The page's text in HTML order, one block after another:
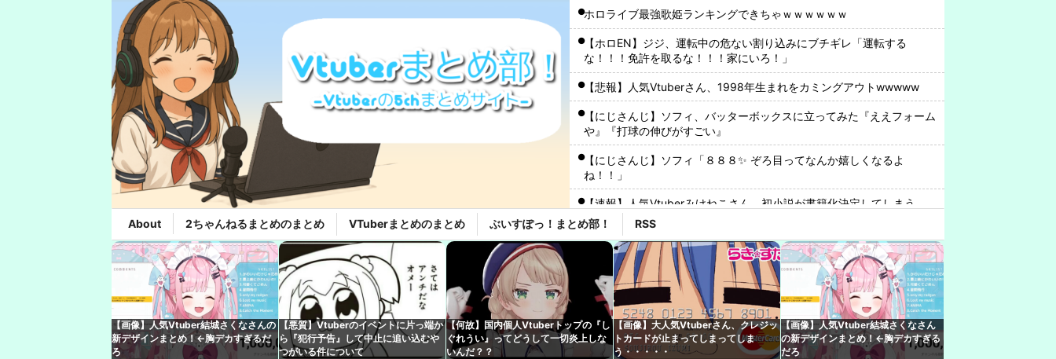
ホロライブ最強歌姫ランキングできちゃｗｗｗｗｗｗ
【ホロEN】ジジ、運転中の危ない割り込みにブチギレ「運転する
な！！！免許を取るな！！！家にいろ！」
【悲報】人気Vtuberさん、1998年生まれをカミングアウトwwwww
【にじさんじ】ソフィ、バッターボックスに立ってみた『ええフォーム
や』『打球の伸びがすごい』
【にじさんじ】ソフィ「８８８✨ ぞろ目ってなんか嬉しくなるよ
ね！！」
【速報】人気Vtuberみけねこさん、初小説が書籍化決定してしまう
wwwww←み！さんなんでもやるなあ
にじさんじのフレン・E・ルスタリオちゃんとかいうドチャLOVEｗｗｗ
【ホロライブ】社員にビブー好きがいるに違いない（確信
ホロライブ「大空スバル」スバルの小屋で気になる反応！みこち怖かっ
た発言フォローすることなく聞き流す「水宮枢」ぺこーらについては親
しみ込めて語る
キズナアイが加藤純一と絡み出したけどどうなんだ？
About 2ちゃんねるまとめのまとめ VTuberまとめのまとめ ぶいすぽっ！まとめ部！ RSS
【画像】人気Vtuber結城さくなさんの
新デザインまとめ！←胸デカすぎるだ
ろ
【悪質】Vtuberのイベントに片っ端か
ら『犯行予告』して中止に追い込むや
つがいる件について
【何故】国内個人Vtuberトップの『し
ぐれうい』ってどうして一切炎上しな
いんだ？？
【画像】大人気Vtuberさん、クレジッ
トカードが止まってしまってしま
う・・・・・
【画像】人気Vtuber結城さくなさん
の新デザインまとめ！←胸デカすぎる
だろ